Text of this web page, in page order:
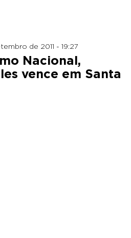
de 2011 - 19:27
Nacional,
vence em Santa